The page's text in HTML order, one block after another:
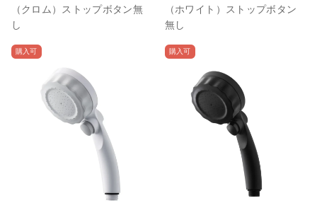
（クロム）ストップボタン無
し
（ホワイト）ストップボタン
無し
購入可 購入可